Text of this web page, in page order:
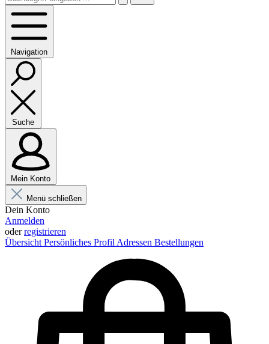
Navigation
Suche
Mein Konto
Menü schließen
Dein Konto
Anmelden
oderregistrieren
Übersicht Persönliches Profil Adressen Bestellungen